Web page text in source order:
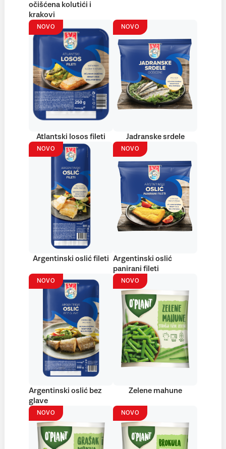
očišćena kolutići i
krakovi
NOVO
Atlantski losos fileti
NOVO
Jadranske srdele
NOVO
Argentinski oslić fileti
NOVO
Argentinski oslić
panirani fileti
NOVO
Argentinski oslić bez
glave
NOVO
Zelene mahune
NOVO NOVO